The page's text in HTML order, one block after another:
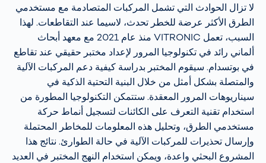
لا تزال الحوادث التي تشمل المركبات المتصادمة مع مستخدمي
الطرق الأكثر عرضة للخطر تحدث، لاسيما عند التقاطعات. لهذا
السبب، تعمل VITRONIC منذ عام 2021 مع معهد أبحاث
ألماني رائد في تكنولوجيا المرور لإعداد مختبر حقيقي عند تقاطع
في بوتسدام. سيقوم المختبر بدراسة كيفية دعم المركبات الآلية
والمتصلة بشكل أمثل من خلال البنية التحتية الذكية في
سيناريوهات المرور المعقدة. ستتمكن التكنولوجيا المطورة من
استخدام تقنية التعرف على الكائنات لتسجيل أنماط حركة
مستخدمي الطرق، وتحليل هذه المعلومات للمخاطر المحتملة
وإرسال تحذيرات للمركبات الآلية في حالة الطوارئ. نتائج هذا
المشروع البحثي واعدة، ويمكن استخدام النهج المختبر في العديد